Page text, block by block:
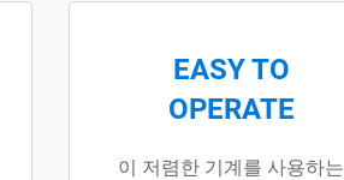
EASY TO
OPERATE
이 저렴한 기계를 사용하는